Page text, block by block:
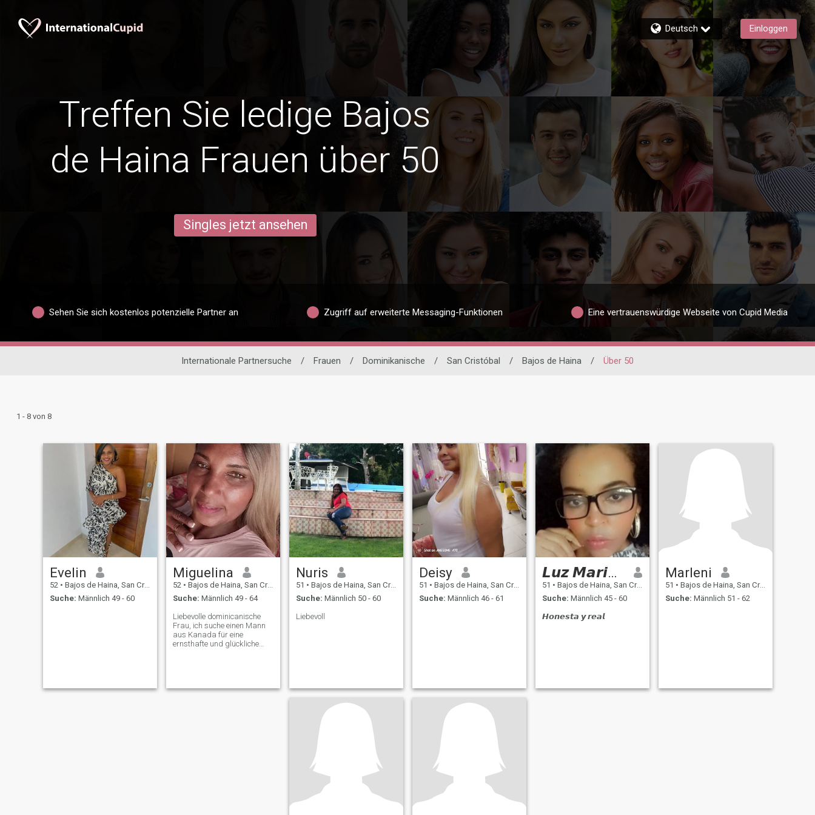
Deutsch Einloggen
Treffen Sie ledige Bajos
de Haina Frauen über 50
Singles jetzt ansehen
Sehen Sie sich kostenlos potenzielle Partner an Zugriff auf erweiterte Messaging-Funktionen Eine vertrauenswürdige Webseite von Cupid Media
Internationale Partnersuche / Frauen / Dominikanische / San Cristóbal / Bajos de Haina / Über 50
1 - 8 von 8
Evelin
52 • Bajos de Haina, San Cristóbal, Dom. Rep.
Suche: Männlich 49 - 60
Miguelina
52 • Bajos de Haina, San Cristóbal, Dom. Rep.
Suche: Männlich 49 - 64
Liebevolle dominicanische
Frau, ich suche einen Mann
aus Kanada für eine
ernsthafte und glückliche
Nuris
51 • Bajos de Haina, San Cristóbal, Dom. Rep.
Suche: Männlich 50 - 60
Liebevoll
Deisy
51 • Bajos de Haina, San Cristóbal, Dom. Rep.
Suche: Männlich 46 - 61
𝙇𝙪𝙯 𝙈𝙖𝙧𝙞𝙣𝙖
51 • Bajos de Haina, San Cristóbal, Dom. Rep.
Suche: Männlich 45 - 60
𝙃𝙤𝙣𝙚𝙨𝙩𝙖 𝙮 𝙧𝙚𝙖𝙡
Marleni
51 • Bajos de Haina, San Cristóbal, Dom. Rep.
Suche: Männlich 51 - 62